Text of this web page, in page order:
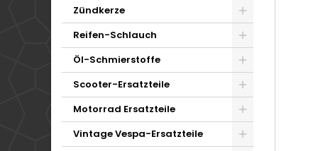
Zündkerze
Reifen-Schlauch
Öl-Schmierstoffe
Scooter-Ersatzteile
Motorrad Ersatzteile
Vintage Vespa-Ersatzteile